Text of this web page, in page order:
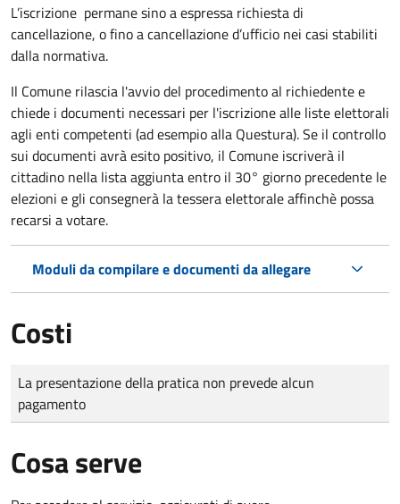
L’iscrizione permane sino a espressa richiesta di
cancellazione, o fino a cancellazione d’ufficio nei casi stabiliti
dalla normativa.
Il Comune rilascia l'avvio del procedimento al richiedente e
chiede i documenti necessari per l'iscrizione alle liste elettorali
agli enti competenti (ad esempio alla Questura). Se il controllo
sui documenti avrà esito positivo, il Comune iscriverà il
cittadino nella lista aggiunta entro il 30° giorno precedente le
elezioni e gli consegnerà la tessera elettorale affinchè possa
recarsi a votare.
Moduli da compilare e documenti da allegare
Costi
Tipo di pagamento
Importo
La presentazione della pratica non prevede alcun
pagamento
Cosa serve